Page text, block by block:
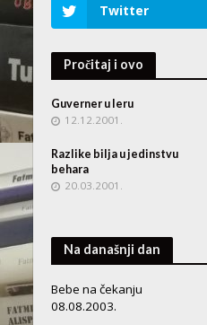
Twitter
Pročitaj i ovo
Guverner u leru
12.12.2001.
Razlike bilja u jedinstvu
behara
20.03.2001.
Na današnji dan
Bebe na čekanju
08.08.2003.